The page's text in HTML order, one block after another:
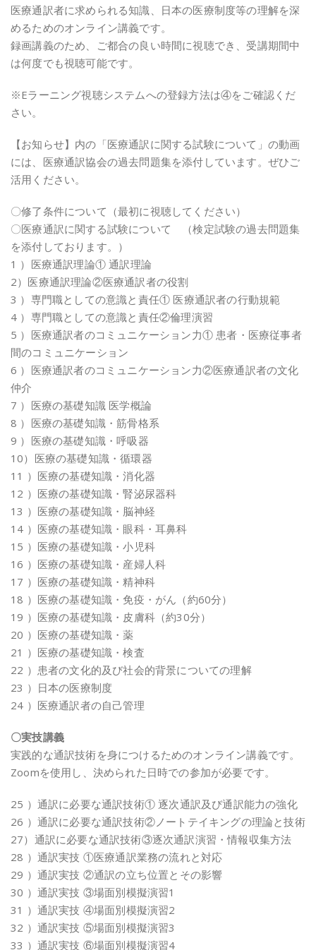
医療通訳者に求められる知識、日本の医療制度等の理解を深
めるためのオンライン講義です。
録画講義のため、ご都合の良い時間に視聴でき、受講期間中
は何度でも視聴可能です。
※Eラーニング視聴システムへの登録方法は④をご確認くだ
さい。
【お知らせ】内の「医療通訳に関する試験について」の動画
には、医療通訳協会の過去問題集を添付しています。ぜひご
活用ください。
〇修了条件について（最初に視聴してください）
〇医療通訳に関する試験について （検定試験の過去問題集
を添付しております。）
1 ）医療通訳理論① 通訳理論
2）医療通訳理論②医療通訳者の役割
3 ）専門職としての意識と責任① 医療通訳者の行動規範
4 ）専門職としての意識と責任②倫理演習
5 ）医療通訳者のコミュニケーション力① 患者・医療従事者
間のコミュニケーション
6 ）医療通訳者のコミュニケーション力②医療通訳者の文化
仲介
7 ）医療の基礎知識 医学概論
8 ）医療の基礎知識・筋骨格系
9 ）医療の基礎知識・呼吸器
10）医療の基礎知識・循環器
11 ）医療の基礎知識・消化器
12 ）医療の基礎知識・腎泌尿器科
13 ）医療の基礎知識・脳神経
14 ）医療の基礎知識・眼科・耳鼻科
15 ）医療の基礎知識・小児科
16 ）医療の基礎知識・産婦人科
17 ）医療の基礎知識・精神科
18 ）医療の基礎知識・免疫・がん（約60分）
19 ）医療の基礎知識・皮膚科（約30分）
20 ）医療の基礎知識・薬
21 ）医療の基礎知識・検査
22 ）患者の文化的及び社会的背景についての理解
23 ）日本の医療制度
24 ）医療通訳者の自己管理
〇実技講義
実践的な通訳技術を身につけるためのオンライン講義です。
Zoomを使用し、決められた日時での参加が必要です。
25 ）通訳に必要な通訳技術① 逐次通訳及び通訳能力の強化
26 ）通訳に必要な通訳技術②ノートテイキングの理論と技術
27）通訳に必要な通訳技術③逐次通訳演習・情報収集方法
28 ）通訳実技 ①医療通訳業務の流れと対応
29 ）通訳実技 ②通訳の立ち位置とその影響
30 ）通訳実技 ③場面別模擬演習1
31 ）通訳実技 ④場面別模擬演習2
32 ）通訳実技 ⑤場面別模擬演習3
33 ）通訳実技 ⑥場面別模擬演習4